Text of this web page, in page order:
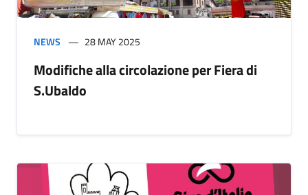
NEWS 28 MAY 2025
Modifiche alla circolazione per Fiera di
S.Ubaldo